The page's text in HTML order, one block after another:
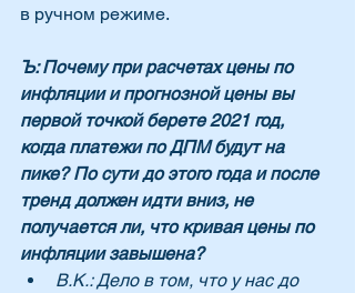
в ручном режиме.
Ъ: Почему при расчетах цены по
инфляции и прогнозной цены вы
первой точкой берете 2021 год,
когда платежи по ДПМ будут на
пике? По сути до этого года и после
тренд должен идти вниз, не
получается ли, что кривая цены по
инфляции завышена?
В.К.: Дело в том, что у нас до